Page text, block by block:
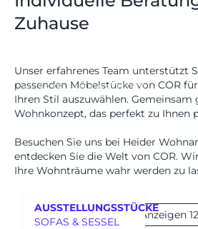
AUSSTELLUNGSSTÜCKE
AUSSTELLUNGSSTÜCKE
SOFAS & SESSEL
Zuhause
Unser erfahrenes Team unterstützt
passenden Möbelstücke von COR
Ihren Stil auszuwählen.
Wohnkonzept, das perfekt zu Ihnen
Besuchen Sie uns bei Heider
entdecken Sie die Welt von COR.
Ihre Wohnträume wahr werden zu
Anzeigen 12